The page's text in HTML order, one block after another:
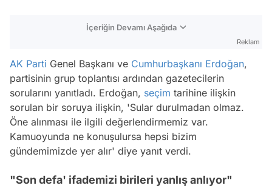
İçeriğin Devamı Aşağıda
Reklam
AK Parti Genel Başkanı ve Cumhurbaşkanı Erdoğan,
partisinin grup toplantısı ardından gazetecilerin
sorularını yanıtladı. Erdoğan, seçim tarihine ilişkin
sorulan bir soruya ilişkin, 'Sular durulmadan olmaz.
Öne alınması ile ilgili değerlendirmemiz var.
Kamuoyunda ne konuşulursa hepsi bizim
gündemimizde yer alır' diye yanıt verdi.
"Son defa' ifademizi birileri yanlış anlıyor"